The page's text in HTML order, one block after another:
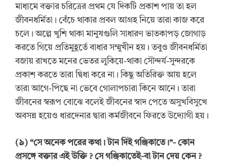
মাধ্যমে বক্তার চরিত্রের প্রথম যে দিকটি প্রকাশ পায় তা হল
জীবনধর্মিতা। বেঁচে থাকার প্রবল আগ্রহ নিয়ে তারা কাজ করে
চলে। অল্পে খুশি থাকা মানুষগুলি সাধারণ ভাতকাপড় জোগাড়
করতে গিয়ে প্রতিমুহূর্তে বাধার সম্মুখীন হয়। তবুও জীবনধর্মিতা
বজায় রাখতে মনের ভেতর লুকিয়ে-থাকা সৌন্দর্য-সুন্দরকে
প্রকাশ করতে তারা দ্বিধা করে না। কিছু অতিরিক্ত আয় হলে
তারা আগে-পিছে না ভেবে গোলাপচারা কিনে আনে। তারা
জীবনের স্বরূপ বোঝে বলেই জীবনের স্বাদ পেতে অসুখবিসুখে
অবসন্ন হয়েও ধারদেনার দ্বারা কর্মজীবনে ফিরতে উদ্যোগী হয়।
(৯) “সে অনেক পরের কথা। টান দিই গঞ্জিকাতে।”- কোন
প্রসঙ্গে বক্তার এই উক্তি ? সে গঞ্জিকাতেই-বা টান দেয় কেন ?